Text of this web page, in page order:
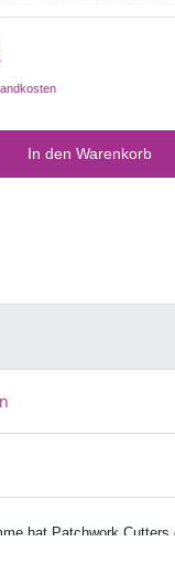
In den Warenkorb
hat Patchwork